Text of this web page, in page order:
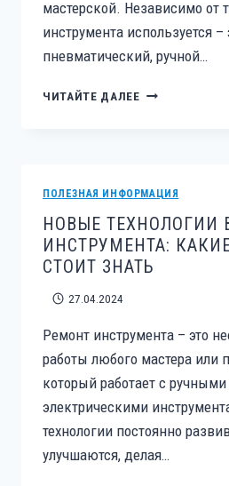
мастерской. Независимо от
инструмента используется
пневматический, ручной…
ЧИТАЙТЕ ДАЛЕЕОБЩИЕ
ИНСТРУМЕНТА
ПОЛЕЗНАЯ ИНФОРМАЦИЯ
НОВЫЕ ТЕХНОЛОГИИ
ИНСТРУМЕНТА:
СТОИТ ЗНАТЬ
27.04.2024
Ремонт инструмента – это
работы любого мастера или
который работает с
электрическими
технологии постоянно
улучшаются, делая…